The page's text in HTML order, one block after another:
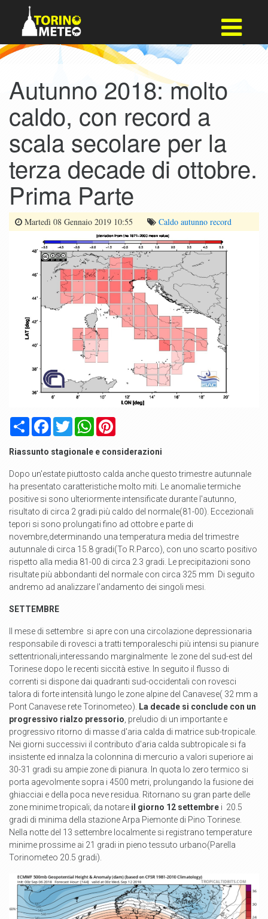
Autunno 2018: molto
caldo, con record a
scala secolare per la
terza decade di ottobre.
Prima Parte
Martedì 08 Gennaio 2019 10:55 Caldo autunno record
CondividiFacebook
TwitterWhatsApp
Riassunto stagionale e considerazioni
Dopo un'estate piuttosto calda anche questo trimestre autunnale
ha presentato caratteristiche molto miti. Le anomalie termiche
positive si sono ulteriormente intensificate durante l'autunno,
risultato di circa 2 gradi più caldo del normale(81-00). Eccezionali
tepori si sono prolungati fino ad ottobre e parte di
novembre,determinando una temperatura media del trimestre
autunnale di circa 15.8 gradi(To R.Parco), con uno scarto positivo
rispetto alla media 81-00 di circa 2.3 gradi. Le precipitazioni sono
risultate più abbondanti del normale con circa 325 mm Di seguito
andremo ad analizzare l'andamento dei singoli mesi.
SETTEMBRE
Il mese di settembre si apre con una circolazione depressionaria
responsabile di rovesci a tratti temporaleschi più intensi su pianure
settentrionali,interessando marginalmente
le zone del sud-est del
Torinese dopo le recenti siccità estive. In seguito il flusso di
correnti si dispone dai quadranti sud-occidentali con rovesci
talora di forte intensità lungo le zone alpine del Canavese( 32 mm a
Pont Canavese rete Torinometeo). La decade si conclude con un
progressivo rialzo pressorio, preludio di un importante e
progressivo ritorno di masse d'aria calda di matrice sub-tropicale.
Nei giorni successivi il contributo d'aria calda subtropicale si fa
insistente ed innalza la colonnina di mercurio a valori superiore ai
30-31 gradi su ampie zone di pianura. In quota lo zero termico si
porta agevolmente sopra i 4500 metri, prolungando la fusione dei
ghiacciai e della poca neve residua. Ritornano su gran parte delle
zone minime tropicali; da notare il giorno 12 settembre i 20.5
gradi di minima della stazione Arpa Piemonte di Pino Torinese.
Nella notte del 13 settembre localmente si registrano temperature
minime prossime ai 21 gradi in pieno tessuto urbano(Parella
Torinometeo 20.5 gradi).